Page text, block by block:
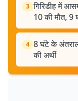
3 गिरिडीह में
10 की मौत, 9
4 8 घंटे के अंतराल
की अर्थी